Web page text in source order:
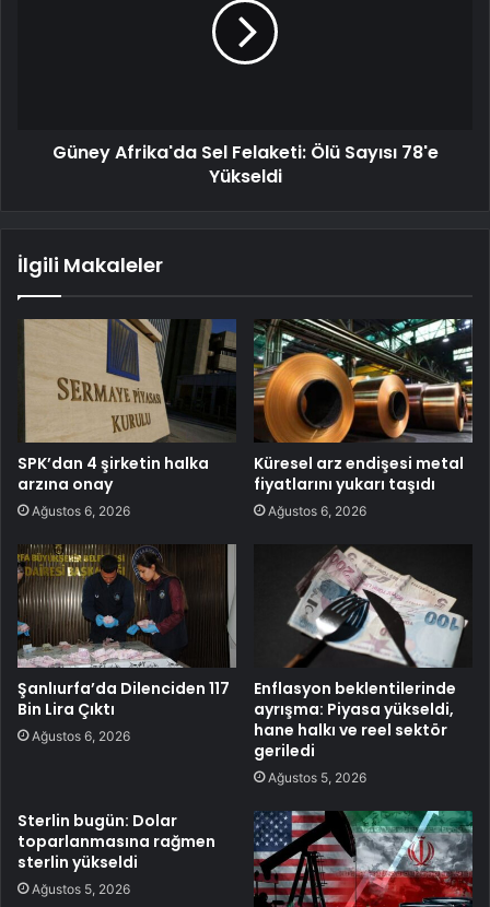
Güney Afrika'da Sel Felaketi: Ölü Sayısı 78'e
Yükseldi
İlgili Makaleler
SPK’dan 4 şirketin halka
arzına onay
Ağustos 6, 2026
Küresel arz endişesi metal
fiyatlarını yukarı taşıdı
Ağustos 6, 2026
Şanlıurfa’da Dilenciden 117
Bin Lira Çıktı
Ağustos 6, 2026
Enflasyon beklentilerinde
ayrışma: Piyasa yükseldi,
hane halkı ve reel sektör
geriledi
Ağustos 5, 2026
Sterlin bugün: Dolar
toparlanmasına rağmen
sterlin yükseldi
Ağustos 5, 2026